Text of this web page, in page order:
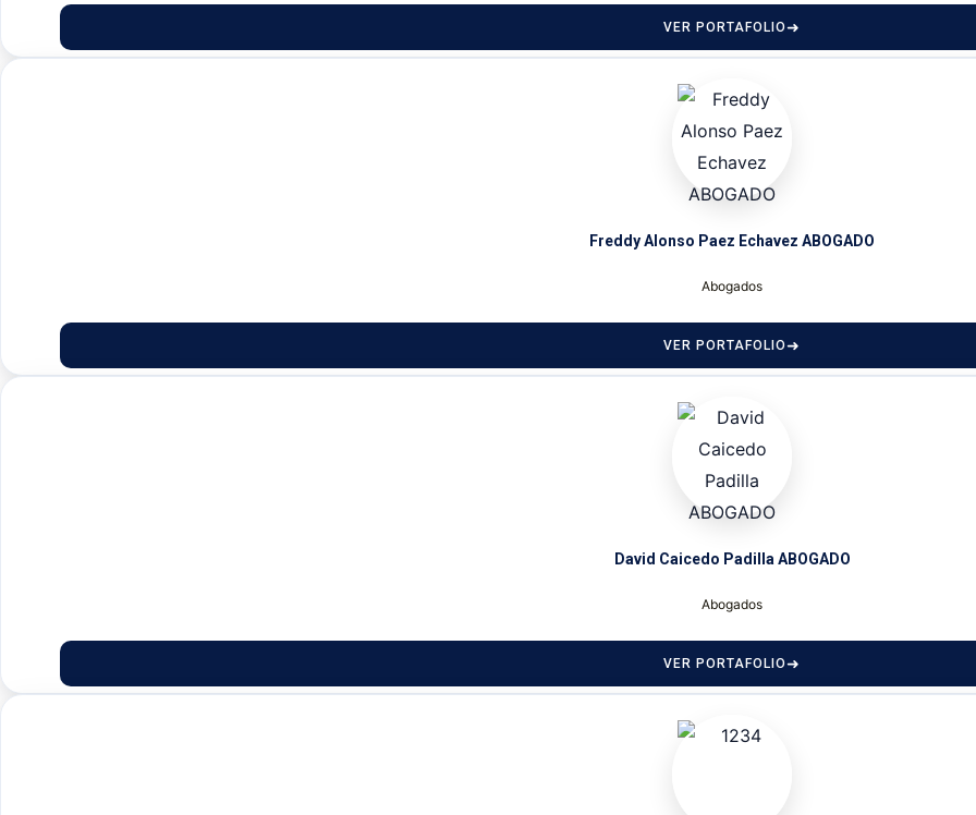
VER PORTAFOLIO
Freddy Alonso Paez Echavez ABOGADO
Abogados
VER PORTAFOLIO
David Caicedo Padilla ABOGADO
Abogados
VER PORTAFOLIO